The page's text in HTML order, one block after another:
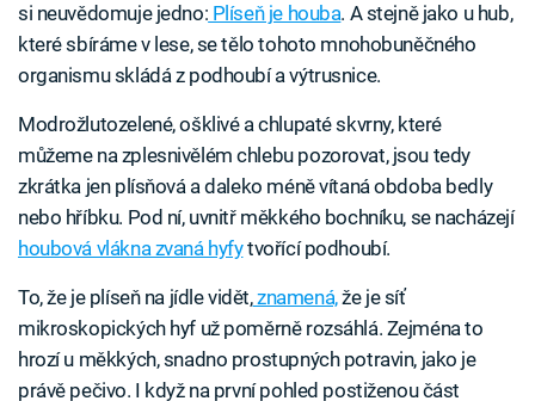
si neuvědomuje jedno: Plíseň je houba. A stejně jako u hub,
které sbíráme v lese, se tělo tohoto mnohobuněčného
organismu skládá z podhoubí a výtrusnice.
Modrožlutozelené, ošklivé a chlupaté skvrny, které
můžeme na zplesnivělém chlebu pozorovat, jsou tedy
zkrátka jen plísňová a daleko méně vítaná obdoba bedly
nebo hříbku. Pod ní, uvnitř měkkého bochníku, se nacházejí
houbová vlákna zvaná hyfytvořící podhoubí.
To, že je plíseň na jídle vidět,znamená,že je síť
mikroskopických hyf už poměrně rozsáhlá. Zejména to
hrozí u měkkých, snadno prostupných potravin, jako je
právě pečivo. I když na první pohled postiženou část